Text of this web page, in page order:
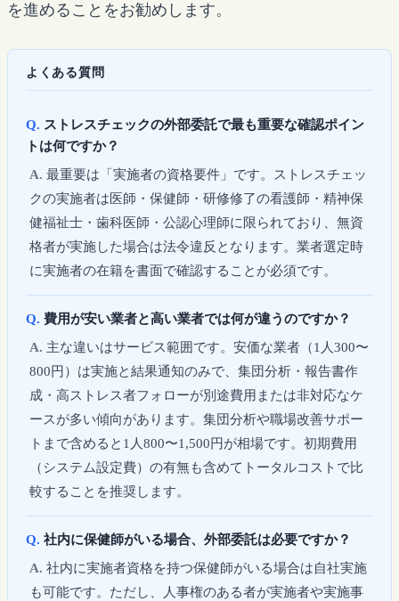
を進めることをお勧めします。
よくある質問
ストレスチェックの外部委託で最も重要な確認ポイン
トは何ですか？
最重要は「実施者の資格要件」です。ストレスチェッ
クの実施者は医師・保健師・研修修了の看護師・精神保
健福祉士・歯科医師・公認心理師に限られており、無資
格者が実施した場合は法令違反となります。業者選定時
に実施者の在籍を書面で確認することが必須です。
費用が安い業者と高い業者では何が違うのですか？
主な違いはサービス範囲です。安価な業者（1人300〜
800円）は実施と結果通知のみで、集団分析・報告書作
成・高ストレス者フォローが別途費用または非対応なケ
ースが多い傾向があります。集団分析や職場改善サポー
トまで含めると1人800〜1,500円が相場です。初期費用
（システム設定費）の有無も含めてトータルコストで比
較することを推奨します。
社内に保健師がいる場合、外部委託は必要ですか？
社内に実施者資格を持つ保健師がいる場合は自社実施
も可能です。ただし、人事権のある者が実施者や実施事